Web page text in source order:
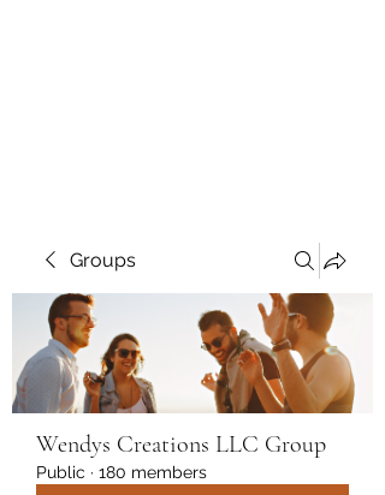
Groups
Wendys Creations LLC Group
Public · 180 members